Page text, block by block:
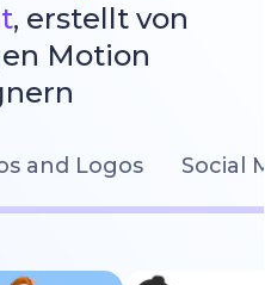
, erstellt von
Motion
and Logos Social